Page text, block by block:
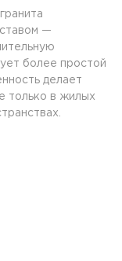
—
более простой
делает
только в жилых